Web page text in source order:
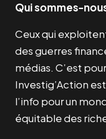
Qui sommes-
Ceux qui
des guerres
médias. C’est
Investig’Action
l’info pour un
équitable des